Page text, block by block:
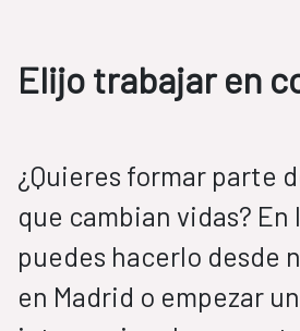
Elijo trabajar en
¿Quieres formar parte
que cambian vidas? En
puedes hacerlo desde
en Madrid o empezar